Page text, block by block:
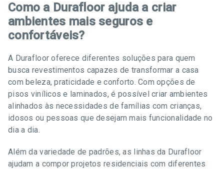
Como a Durafloor ajuda a criar
ambientes mais seguros e
confortáveis?
A Durafloor oferece diferentes soluções para quem
busca revestimentos capazes de transformar a casa
com beleza, praticidade e conforto. Com opções de
pisos vinílicos e laminados, é possível criar ambientes
alinhados às necessidades de famílias com crianças,
idosos ou pessoas que desejam mais funcionalidade no
dia a dia.
Além da variedade de padrões, as linhas da Durafloor
ajudam a compor projetos residenciais com diferentes